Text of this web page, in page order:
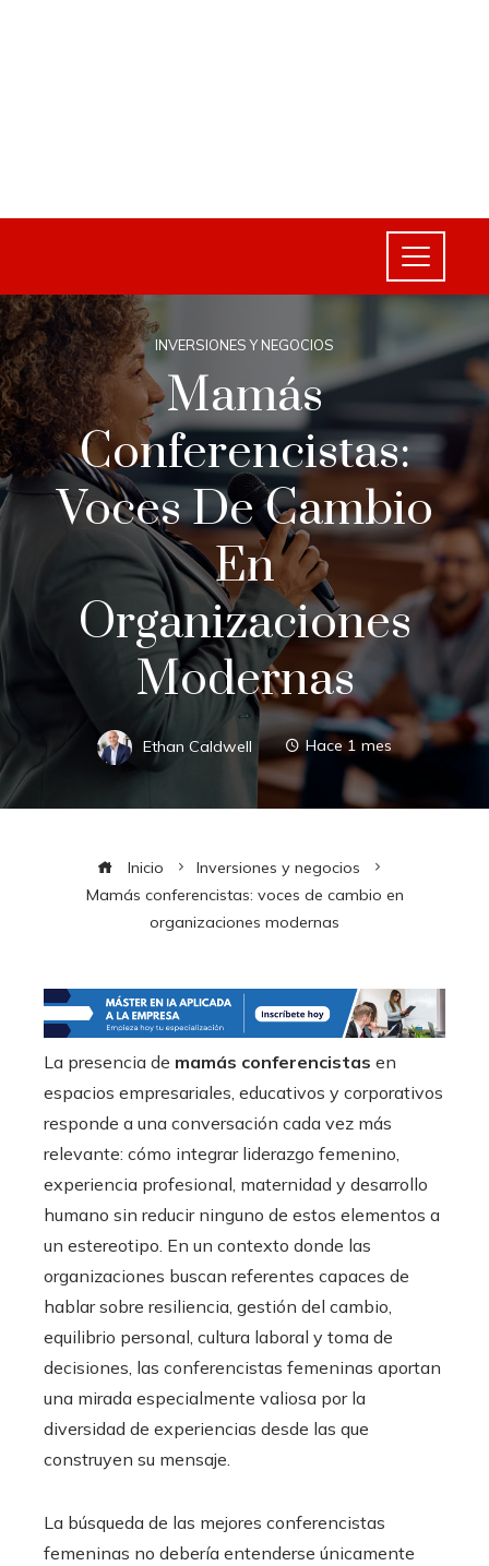
INVERSIONES Y NEGOCIOS
Mamás
Conferencistas:
Voces De Cambio
En
Organizaciones
Modernas
Ethan Caldwell Hace 1 mes
Inicio
Inversiones y negocios
Mamás conferencistas: voces de cambio en
organizaciones modernas
La presencia de mamás conferencistas en
espacios empresariales, educativos y corporativos
responde a una conversación cada vez más
relevante: cómo integrar liderazgo femenino,
experiencia profesional, maternidad y desarrollo
humano sin reducir ninguno de estos elementos a
un estereotipo. En un contexto donde las
organizaciones buscan referentes capaces de
hablar sobre resiliencia, gestión del cambio,
equilibrio personal, cultura laboral y toma de
decisiones, las conferencistas femeninas aportan
una mirada especialmente valiosa por la
diversidad de experiencias desde las que
construyen su mensaje.
La búsqueda de las mejores conferencistas
femeninas no debería entenderse únicamente